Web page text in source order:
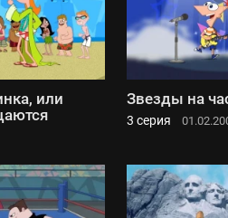
или
Звезды на
3 серия